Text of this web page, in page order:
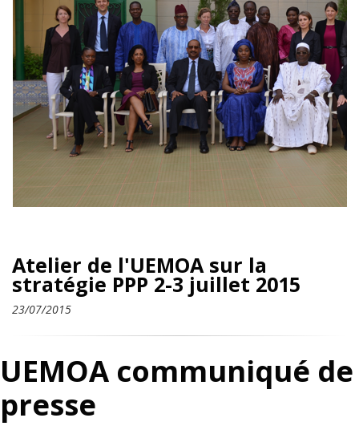
Atelier de l'UEMOA sur la
stratégie PPP 2-3 juillet 2015
23/07/2015
UEMOA communiqué de
presse